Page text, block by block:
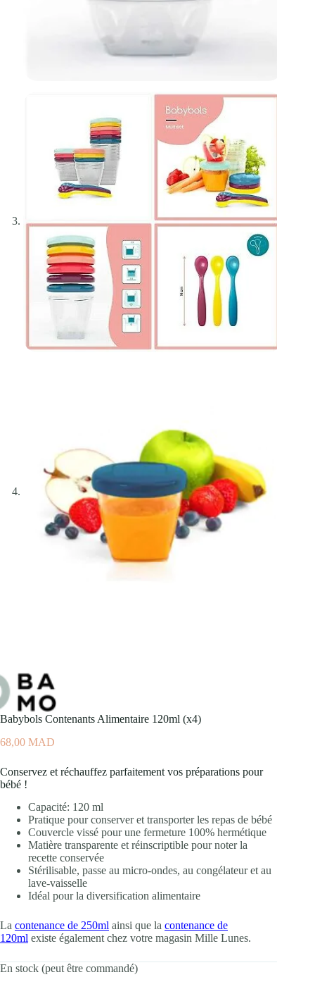
Babybols Contenants Alimentaire 120ml (x4)
68,00 MAD
Conservez et réchauffez parfaitement vos préparations pour
bébé !
Capacité: 120 ml
Pratique pour conserver et transporter les repas de bébé
Couvercle vissé pour une fermeture 100% hermétique
Matière transparente et réinscriptible pour noter la
recette conservée
Stérilisable, passe au micro-ondes, au congélateur et au
lave-vaisselle
Idéal pour la diversification alimentaire
La contenance de 250ml ainsi que la contenance de
120ml existe également chez votre magasin Mille Lunes.
En stock (peut être commandé)